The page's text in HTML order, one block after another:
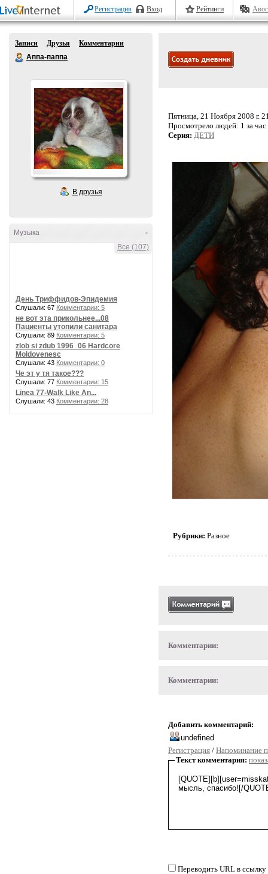
Регистрация Вход Рейтинги
Записи Друзья
Комментарии
Аппа-паппа
В друзья
-
Музыка
Все (107)
День Триффидов-Эпидемия
Слушали: 67 Комментарии: 5
не вот эта прикольнее...08
Пациенты утопили санитара
Слушали: 89 Комментарии: 5
zlob si zdub 1996_06 Hardcore
Moldovenesc
Слушали: 43 Комментарии: 0
Че эт у тя такое???
Слушали: 77 Комментарии: 15
Linea 77-Walk Like An...
Слушали: 43 Комментарии: 28
Пятница, 21 Ноября 2008 г.
Просмотрело людей: 1 за
Серия: ДЕТИ
Рубрики: Разное
Комментарии:
Комментарии:
Добавить комментарий:
Регистрация / Напоминание
Текст комментария:
Переводить URL в ссылку